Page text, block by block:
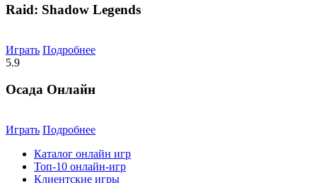
Raid: Shadow Legends
Играть Подробнее
5.9
Осада Онлайн
Играть Подробнее
Каталог онлайн игр
Топ-10 онлайн-игр
Клиентские игры